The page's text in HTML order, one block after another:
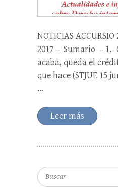
NOTICIAS
2017 – Sumario – 1.-
acaba, queda el
que hace (STJUE 15
…
Leer más
Buscar